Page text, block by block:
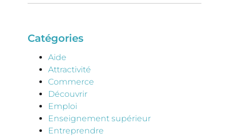
Catégories
Aide
Attractivité
Commerce
Découvrir
Emploi
Enseignement supérieur
Entreprendre